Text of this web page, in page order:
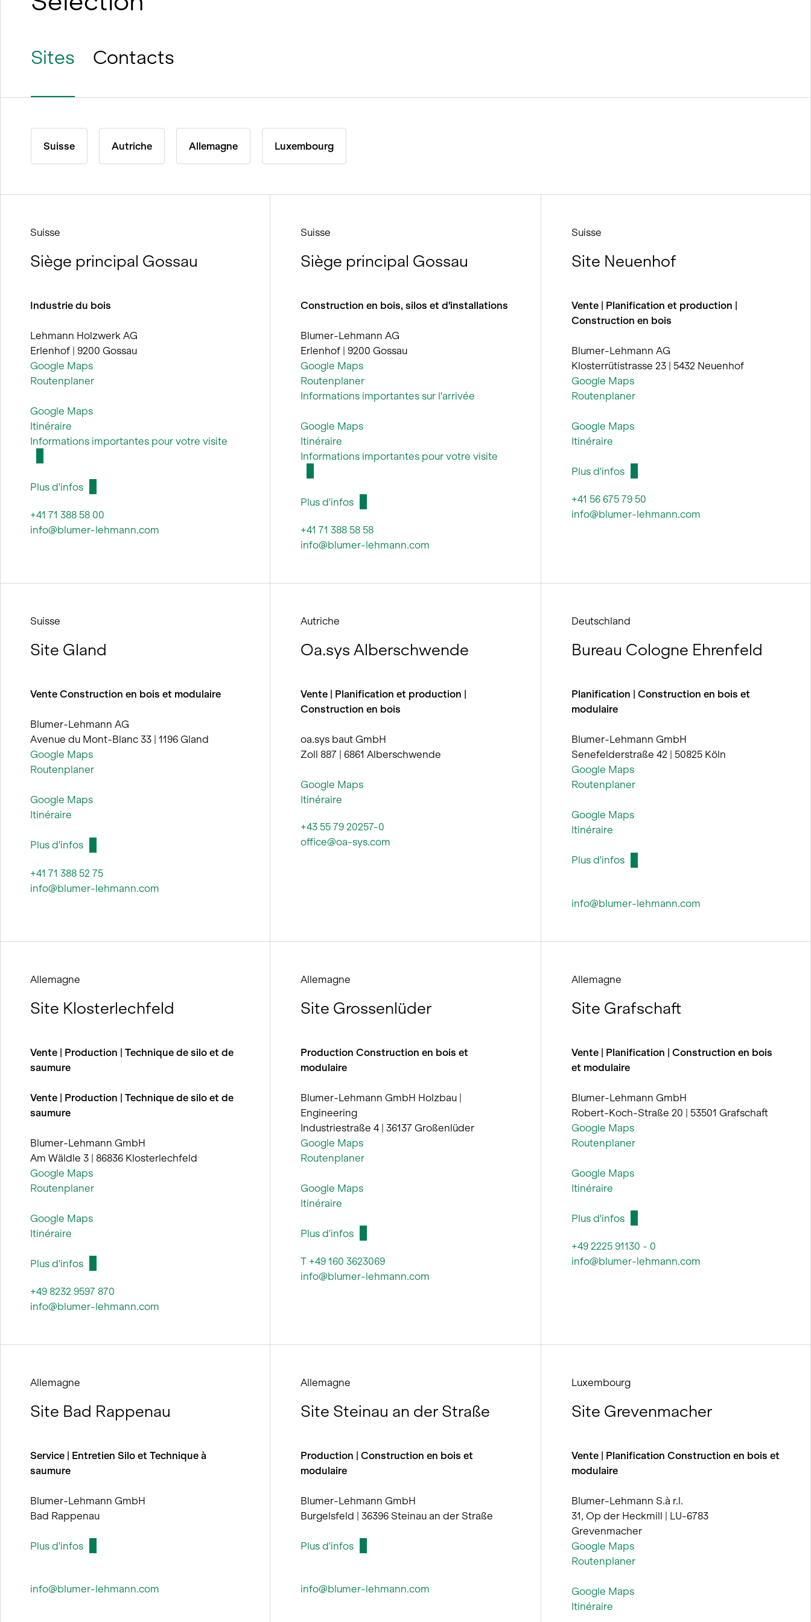
Sites Contacts
Suisse Autriche Allemagne Luxembourg
Suisse
Siège principal Gossau
Industrie du bois
Lehmann Holzwerk AG
Erlenhof | 9200 Gossau
Google Maps
Routenplaner
Google Maps
Itinéraire
Informations importantes pour votre visite
Plus d'infos
+41 71 388 58 00
info@blumer-lehmann.com
Suisse
Siège principal Gossau
Construction en bois, silos et d'installations
Blumer-Lehmann AG
Erlenhof | 9200 Gossau
Google Maps
Routenplaner
Informations importantes sur l'arrivée
Google Maps
Itinéraire
Informations importantes pour votre visite
Plus d'infos
+41 71 388 58 58
info@blumer-lehmann.com
Suisse
Site Neuenhof
Vente | Planification et production |
Construction en bois
Blumer-Lehmann AG
Klosterrütistrasse 23 | 5432 Neuenhof
Google Maps
Routenplaner
Google Maps
Itinéraire
Plus d'infos
+41 56 675 79 50
info@blumer-lehmann.com
Suisse
Site Gland
Vente Construction en bois et modulaire
Blumer-Lehmann AG
Avenue du Mont-Blanc 33 | 1196 Gland
Google Maps
Routenplaner
Google Maps
Itinéraire
Plus d'infos
+41 71 388 52 75
info@blumer-lehmann.com
Autriche
Oa.sys Alberschwende
Vente | Planification et production |
Construction en bois
oa.sys baut GmbH
Zoll 887 | 6861 Alberschwende
Google Maps
Itinéraire
+43 55 79 20257-0
office@oa-sys.com
Deutschland
Bureau Cologne Ehrenfeld
Planification | Construction en bois et
modulaire
Blumer-Lehmann GmbH
Senefelderstraße 42 | 50825 Köln
Google Maps
Routenplaner
Google Maps
Itinéraire
Plus d'infos
info@blumer-lehmann.com
Allemagne
Site Klosterlechfeld
Vente | Production | Technique de silo et de
saumure
Vente | Production | Technique de silo et de
saumure
Blumer-Lehmann GmbH
Am Wäldle 3 | 86836 Klosterlechfeld
Google Maps
Routenplaner
Google Maps
Itinéraire
Plus d'infos
+49 8232 9597 870
info@blumer-lehmann.com
Allemagne
Site Grossenlüder
Production Construction en bois et
modulaire
Blumer-Lehmann GmbH Holzbau |
Engineering
Industriestraße 4 | 36137 Großenlüder
Google Maps
Routenplaner
Google Maps
Itinéraire
Plus d'infos
T +49 160 3623069
info@blumer-lehmann.com
Allemagne
Site Grafschaft
Vente | Planification | Construction en bois
et modulaire
Blumer-Lehmann GmbH
Robert-Koch-Straße 20 | 53501 Grafschaft
Google Maps
Routenplaner
Google Maps
Itinéraire
Plus d'infos
+49 2225 91130 - 0
info@blumer-lehmann.com
Allemagne
Site Bad Rappenau
Service | Entretien Silo et Technique à
saumure
Blumer-Lehmann GmbH
Bad Rappenau
Plus d'infos
info@blumer-lehmann.com
Allemagne
Site Steinau an der Straße
Production | Construction en bois et
modulaire
Blumer-Lehmann GmbH
Burgelsfeld | 36396 Steinau an der Straße
Plus d'infos
info@blumer-lehmann.com
Luxembourg
Site Grevenmacher
Vente | Planification Construction en bois et
modulaire
Blumer-Lehmann S.à r.l.
31, Op der Heckmill | LU-6783
Grevenmacher
Google Maps
Routenplaner
Google Maps
Itinéraire